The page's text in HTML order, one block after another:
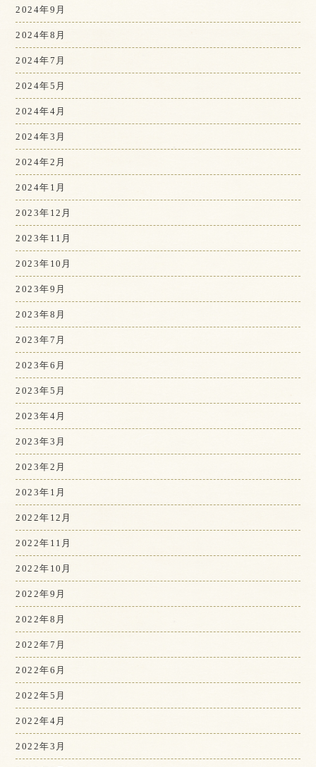
2024年9月
2024年8月
2024年7月
2024年5月
2024年4月
2024年3月
2024年2月
2024年1月
2023年12月
2023年11月
2023年10月
2023年9月
2023年8月
2023年7月
2023年6月
2023年5月
2023年4月
2023年3月
2023年2月
2023年1月
2022年12月
2022年11月
2022年10月
2022年9月
2022年8月
2022年7月
2022年6月
2022年5月
2022年4月
2022年3月